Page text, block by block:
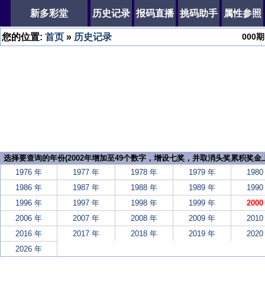
新多彩堂 历史记录 报码直播 挑码助手 属性参照
您的位置: 首页 » 历史记录 000期
选择要查询的年份(2002年增加至49个数字，增设七奖，并取消头奖累积奖
1976 年
1977 年 1978 年 1979 年
1986 年
1987 年 1988 年 1989 年
1996 年
1997 年 1998 年 1999 年
2000
2006 年
2007 年 2008 年 2009 年
2010
2016 年
2017 年 2018 年 2019 年
2020
2026 年